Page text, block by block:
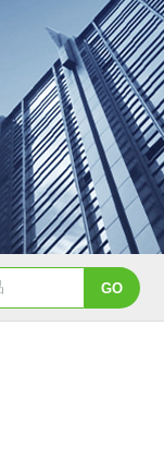
HH-8J恒温水浴锅